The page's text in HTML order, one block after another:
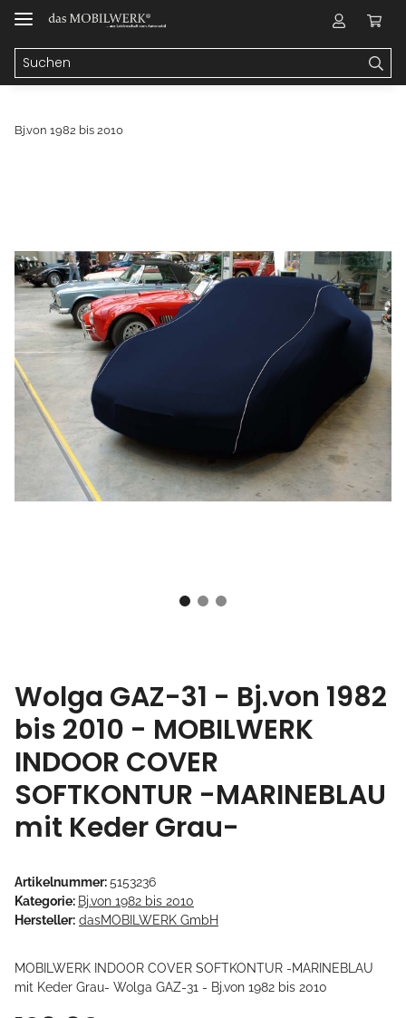
Bj.von 1982 bis 2010
Wolga GAZ-31 - Bj.von 1982
bis 2010 - MOBILWERK
INDOOR COVER
SOFTKONTUR -MARINEBLAU
mit Keder Grau-
Artikelnummer:5153236
Kategorie: Bj.von 1982 bis 2010
Hersteller: dasMOBILWERK GmbH
MOBILWERK INDOOR COVER SOFTKONTUR -MARINEBLAU
mit Keder Grau- Wolga GAZ-31 - Bj.von 1982 bis 2010